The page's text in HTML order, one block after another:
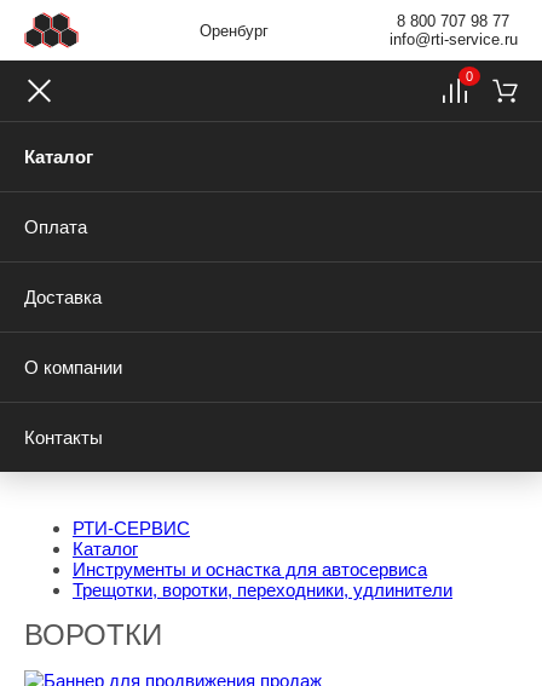
Оренбург
8 800 707 98 77
info@rti-service.ru
Каталог
Оплата
Доставка
О компании
Контакты
0
РТИ-СЕРВИС
Каталог
Инструменты и оснастка для автосервиса
Трещотки, воротки, переходники, удлинители
ВОРОТКИ